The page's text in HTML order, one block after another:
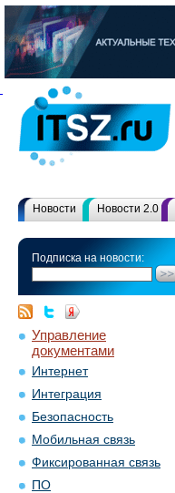
Новости Новости 2.0
Подписка на новости:
Управление
документами
Интернет
Интеграция
Безопасность
Мобильная связь
Фиксированная связь
ПО